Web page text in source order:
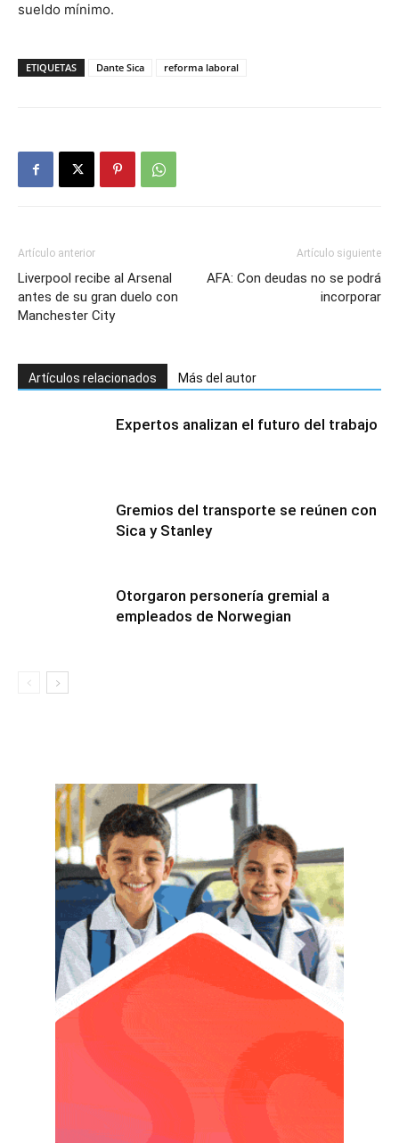
sueldo mínimo.
ETIQUETAS Dante Sica reforma laboral
Artículo anterior
Liverpool recibe al Arsenal
antes de su gran duelo con
Manchester City
Artículo siguiente
AFA: Con deudas no se podrá
incorporar
Artículos relacionados Más del autor
Expertos analizan el futuro del trabajo
Gremios del transporte se reúnen con
Sica y Stanley
Otorgaron personería gremial a
empleados de Norwegian